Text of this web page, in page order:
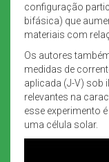
configuração
bifásica) que
materiais com
Os autores
medidas de
aplicada (J-V) sob
relevantes na
esse experimento
uma célula solar.